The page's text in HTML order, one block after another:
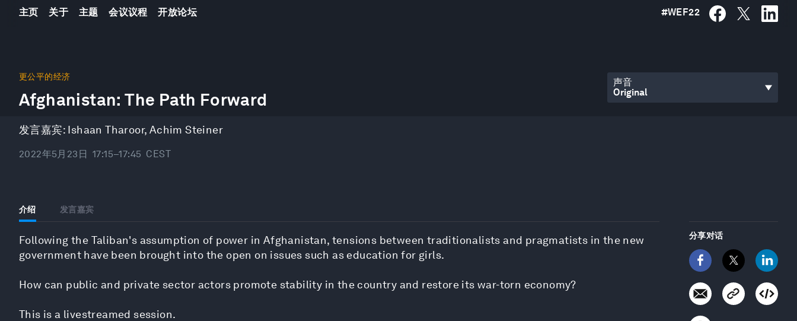
主页 关于 主题 会议议程 开放论坛 #WEF22
更公平的经济
Afghanistan: The Path Forward
发言嘉宾: Ishaan Tharoor, Achim Steiner
2022年5月23日 17:15–17:45 CEST
声音
介绍 发言嘉宾
Following the Taliban's assumption of power in Afghanistan, tensions between traditionalists and pragmatists in the new
government have been brought into the open on issues such as education for girls.
How can public and private sector actors promote stability in the country and restore its war-torn economy?
This is a livestreamed session.
分享对话
seconds
33
minutes,
secondsVolume
90%